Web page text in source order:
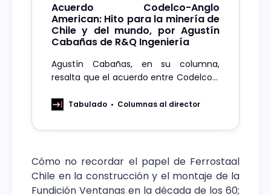
Acuerdo Codelco-Anglo
American: Hito para la minería de
Chile y del mundo, por Agustín
Cabañas de R&Q Ingeniería
Agustín Cabañas, en su columna,
resalta que el acuerdo entre Codelco y
minería chilena, fortaleciendo la
potenciando el desarrollo sostenible.
Tabulado Columnas al director
Cómo no recordar el papel de Ferrostaal
Chile en la construcción y el montaje de la
Fundición Ventanas en la década de los 60;